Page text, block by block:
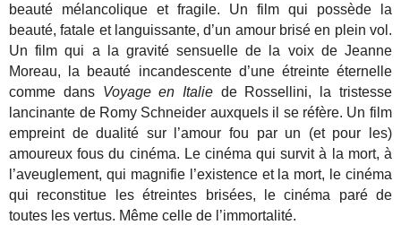
beauté mélancolique et fragile. Un film qui possède la
beauté, fatale et languissante, d’un amour brisé en plein vol.
Un film qui a la gravité sensuelle de la voix de Jeanne
Moreau, la beauté incandescente d’une étreinte éternelle
comme dans Voyage en Italie de Rossellini, la tristesse
lancinante de Romy Schneider auxquels il se réfère. Un film
empreint de dualité sur l’amour fou par un (et pour les)
amoureux fous du cinéma. Le cinéma qui survit à la mort, à
l’aveuglement, qui magnifie l’existence et la mort, le cinéma
qui reconstitue les étreintes brisées, le cinéma paré de
toutes les vertus. Même celle de l’immortalité.